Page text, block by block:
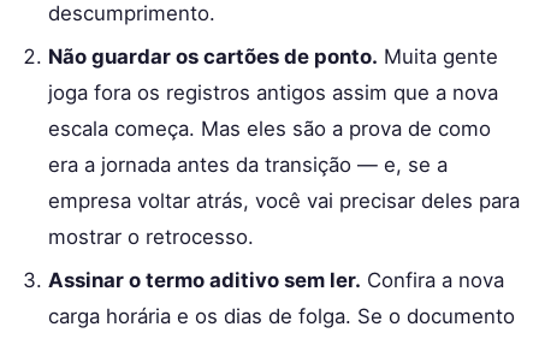
descumprimento.
Não guardar os cartões de ponto. Muita gente
joga fora os registros antigos assim que a nova
escala começa. Mas eles são a prova de como
era a jornada antes da transição — e, se a
empresa voltar atrás, você vai precisar deles para
mostrar o retrocesso.
Assinar o termo aditivo sem ler. Confira a nova
carga horária e os dias de folga. Se o documento